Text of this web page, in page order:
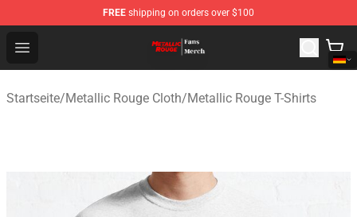
FREE shipping on orders over $100
Open menu
Metallic Rouge Store - Official Metallic Rouge
Startseite/Metallic Rouge Cloth/Metallic Rouge T-Shirts